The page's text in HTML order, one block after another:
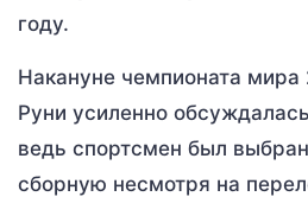
году.
Накануне чемпионата мира
Руни усиленно
ведь спортсмен был
сборную несмотря на